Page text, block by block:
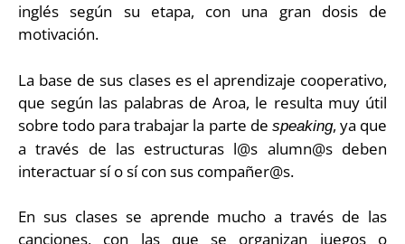
inglés según su etapa, con una gran dosis de
motivación.
La base de sus clases es el aprendizaje cooperativo,
que según las palabras de Aroa, le resulta muy útil
sobre todo para trabajar la parte de speaking, ya que
a través de las estructuras l@s alumn@s deben
interactuar sí o sí con sus compañer@s.
En sus clases se aprende mucho a través de las
canciones, con las que se organizan juegos o